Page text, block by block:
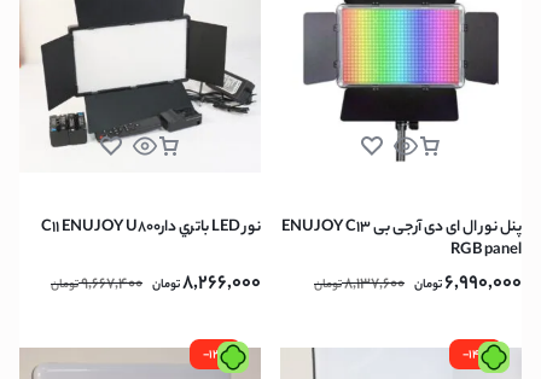
پنل نور ال ای دی آرجی بی ENUJOY C13
RGB panel
6,990,000تومان 8,137,600تومان
نور LED باتري دارC11 ENUJOY U800
8,266,000تومان 9,667,400تومان
-14%
-12%